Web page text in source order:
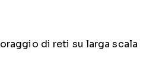
di reti su larga scala